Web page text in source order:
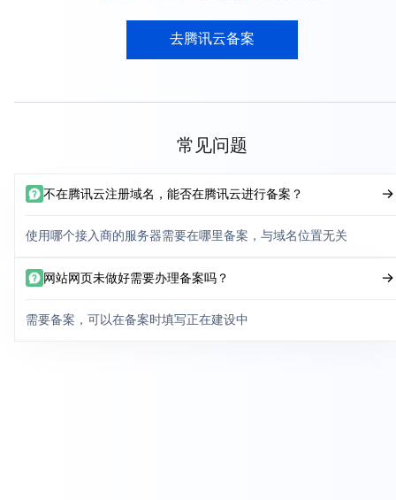
去腾讯云备案
常见问题
不在腾讯云注册域名，能否在腾讯云进行备案？
使用哪个接入商的服务器需要在哪里备案，与域名位置无关
网站网页未做好需要办理备案吗？
需要备案，可以在备案时填写正在建设中